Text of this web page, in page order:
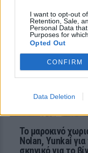
I want to opt-out
Retention, Sale,
Personal Data
Purposes for
Opted Out
CONFIRM
Data Deletion
Το μαροκινό
Nolan, Yunkai
σκηνικό για το